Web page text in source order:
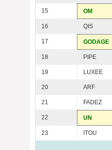
15 OM
16 QIS
17 GODAGE
18 PIPE
19 LUXEE
20 ARF
21 FADEZ
22 UN
23 ITOU